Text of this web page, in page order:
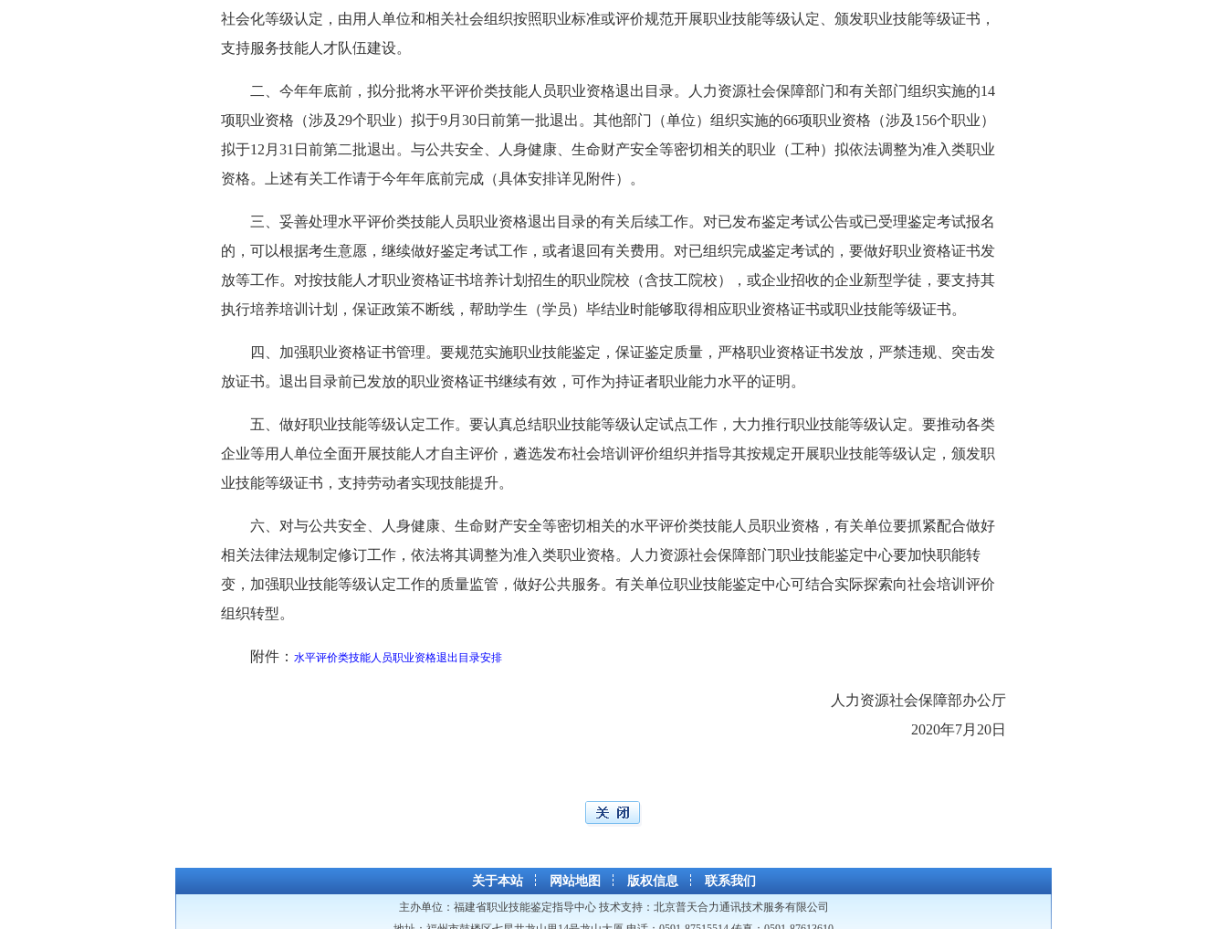
社会化等级认定，由用人单位和相关社会组织按照职业标准或评价规范开展职业技能等级认定、颁发职业技能等级证书，
支持服务技能人才队伍建设。
二、今年年底前，拟分批将水平评价类技能人员职业资格退出目录。人力资源社会保障部门和有关部门组织实施的14
项职业资格（涉及29个职业）拟于9月30日前第一批退出。其他部门（单位）组织实施的66项职业资格（涉及156个职业）
拟于12月31日前第二批退出。与公共安全、人身健康、生命财产安全等密切相关的职业（工种）拟依法调整为准入类职业
资格。上述有关工作请于今年年底前完成（具体安排详见附件）。
三、妥善处理水平评价类技能人员职业资格退出目录的有关后续工作。对已发布鉴定考试公告或已受理鉴定考试报名
的，可以根据考生意愿，继续做好鉴定考试工作，或者退回有关费用。对已组织完成鉴定考试的，要做好职业资格证书发
放等工作。对按技能人才职业资格证书培养计划招生的职业院校（含技工院校），或企业招收的企业新型学徒，要支持其
执行培养培训计划，保证政策不断线，帮助学生（学员）毕结业时能够取得相应职业资格证书或职业技能等级证书。
四、加强职业资格证书管理。要规范实施职业技能鉴定，保证鉴定质量，严格职业资格证书发放，严禁违规、突击发
放证书。退出目录前已发放的职业资格证书继续有效，可作为持证者职业能力水平的证明。
五、做好职业技能等级认定工作。要认真总结职业技能等级认定试点工作，大力推行职业技能等级认定。要推动各类
企业等用人单位全面开展技能人才自主评价，遴选发布社会培训评价组织并指导其按规定开展职业技能等级认定，颁发职
业技能等级证书，支持劳动者实现技能提升。
六、对与公共安全、人身健康、生命财产安全等密切相关的水平评价类技能人员职业资格，有关单位要抓紧配合做好
相关法律法规制定修订工作，依法将其调整为准入类职业资格。人力资源社会保障部门职业技能鉴定中心要加快职能转
变，加强职业技能等级认定工作的质量监管，做好公共服务。有关单位职业技能鉴定中心可结合实际探索向社会培训评价
组织转型。
附件： 水平评价类技能人员职业资格退出目录安排
人力资源社会保障部办公厅
2020年7月20日
关于本站 网站地图 版权信息 联系我们
主办单位： 福建省职业技能鉴定指导中心技术支持： 北京普天合力通讯技术服务有限公司